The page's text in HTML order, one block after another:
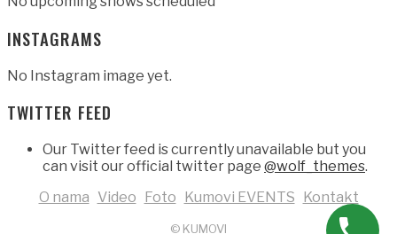
INSTAGRAMS
No Instagram image yet.
TWITTER FEED
Our Twitter feed is currently unavailable but you
can visit our official twitter page @wolf_themes.
O nama Video Foto Kumovi EVENTS Kontakt
© KUMOVI